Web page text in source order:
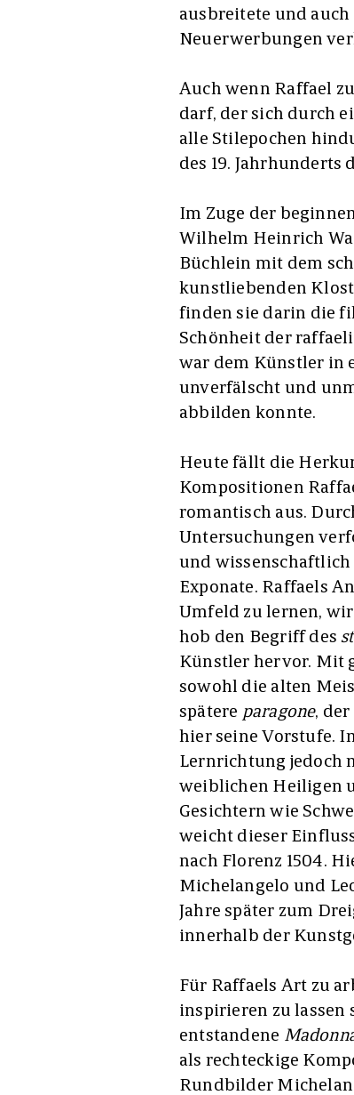
ausbreitete und
Neuerwerbungen
Auch wenn Raffael
darf, der sich durch
alle Stilepochen
des 19.
Im Zuge der
Wilhelm Heinrich
Büchlein mit dem
kunstliebenden
finden sie darin die
Schönheit der
war dem Künstler in
unverfälscht und
abbilden konnte.
Heute fällt die
Kompositionen
romantisch aus.
Untersuchungen
und
Exponate. Raffaels
Umfeld zu lernen,
hob den Begriff des
Künstler hervor. Mit
sowohl die alten
spätere paragone,
hier seine Vorstufe.
Lernrichtung jedoch
weiblichen Heiligen
Gesichtern wie
weicht dieser
nach Florenz 1504.
Michelangelo und
Jahre später zum
innerhalb der
Für Raffaels Art zu
inspirieren zu lassen
entstandene
als rechteckige
Rundbilder